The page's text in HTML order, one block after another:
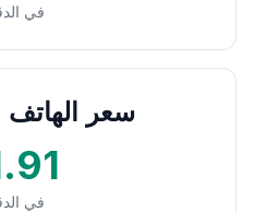
في
سعر الهاتف
في